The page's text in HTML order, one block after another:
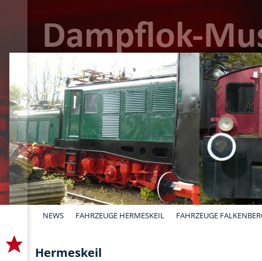
NEWS FAHRZEUGE HERMESKEIL FAHRZEUGE
Hermeskeil